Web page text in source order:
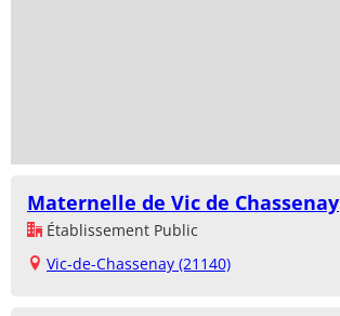
Maternelle de Vic de Chassenay
Établissement Public
Vic-de-Chassenay (21140)